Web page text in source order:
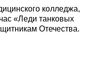
колледжа,
«Леди танковых
Отечества.